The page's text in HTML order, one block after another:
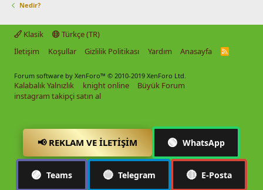
Nedir?
Klasik
Türkçe (TR)
İletişim
Koşullar Gizlilik Politikası Yardım Anasayfa
R
Forum software by XenForo™ © 2010-2019 XenForo Ltd.
Kalabalık Yalnızlık knight online
Büyük Forum
instagram takipçi satın al
📢 REKLAM VE İLETIŞIM 🟢 WhatsApp
🟣 Teams 🔵 Telegram 🔴 E-Posta